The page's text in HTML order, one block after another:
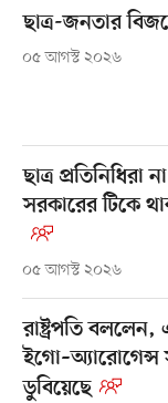
ছাত্র-জনতার
০৫ আগস্ট ২০২৬
ছাত্র প্রতিনিধিরা
সরকারের টিকে
০৫ আগস্ট ২০২৬
রাষ্ট্রপতি
ইগো–অ্যারোগেন্স
ডুবিয়েছে